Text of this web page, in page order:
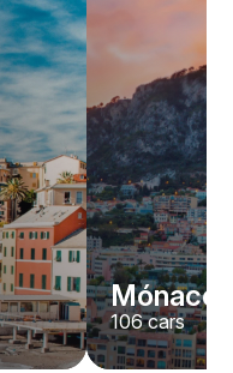
De 2200
Mónaco
106cars